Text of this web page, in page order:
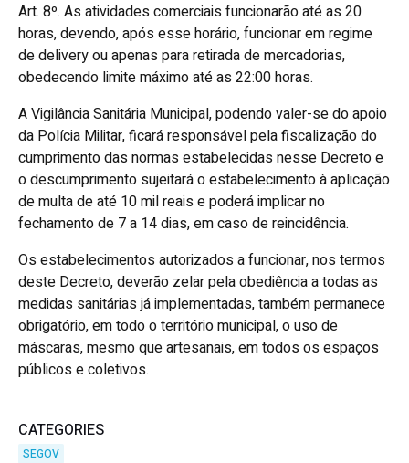
Art. 8º. As atividades comerciais funcionarão até as 20
horas, devendo, após esse horário, funcionar em regime
de delivery ou apenas para retirada de mercadorias,
obedecendo limite máximo até as 22:00 horas.
A Vigilância Sanitária Municipal, podendo valer-se do apoio
da Polícia Militar, ficará responsável pela fiscalização do
cumprimento das normas estabelecidas nesse Decreto e
o descumprimento sujeitará o estabelecimento à aplicação
de multa de até 10 mil reais e poderá implicar no
fechamento de 7 a 14 dias, em caso de reincidência.
Os estabelecimentos autorizados a funcionar, nos termos
deste Decreto, deverão zelar pela obediência a todas as
medidas sanitárias já implementadas, também permanece
obrigatório, em todo o território municipal, o uso de
máscaras, mesmo que artesanais, em todos os espaços
públicos e coletivos.
CATEGORIES
SEGOV